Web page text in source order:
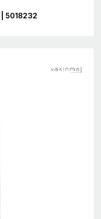
| 5018232